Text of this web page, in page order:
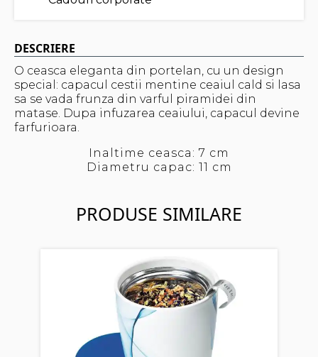
DESCRIERE
O ceasca eleganta din portelan, cu un design
special: capacul cestii mentine ceaiul cald si lasa
sa se vada frunza din varful piramidei din
matase. Dupa infuzarea ceaiului, capacul devine
farfurioara.
Inaltime ceasca: 7 cm
Diametru capac: 11 cm
PRODUSE SIMILARE